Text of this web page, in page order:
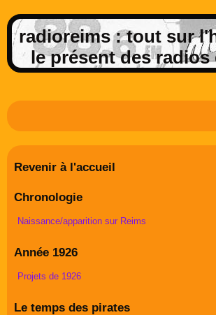
radioreims : tout sur
le présent des radios
Derniers potins de la FM rémoise
Livre d'or
Contact
Album Photos
Revenir à l'accueil
Chronologie
Naissance/apparition sur Reims
Année 1926
Projets de 1926
Le temps des pirates